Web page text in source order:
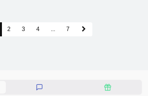
2 3 4 ... 7
随